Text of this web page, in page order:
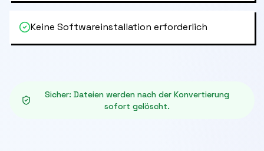
Keine Softwareinstallation erforderlich
Sicher: Dateien werden nach der Konvertierung
sofort gelöscht.